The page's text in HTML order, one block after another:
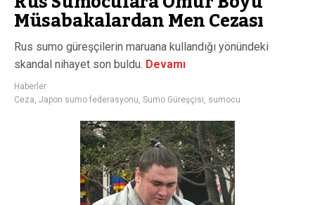
Müsabakalardan Men Cezası
Rus sumo güreşçilerin maruana kullandığı yönündeki
skandal nihayet son buldu. Devamı
Haberler
Ceza Japon sumo federasyonu Sumo Güreşçisi sumocu